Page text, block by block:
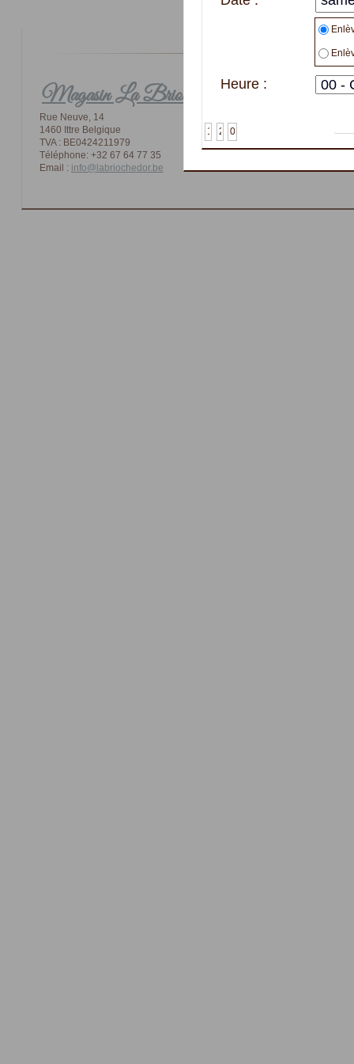
Via
Magasin La Brioche d'or
Rue Neuve, 14
1460 Ittre Belgique
TVA : BE0424211979
Téléphone: +32 67 64 77 35
Email : info@labriochedor.be
Heure :